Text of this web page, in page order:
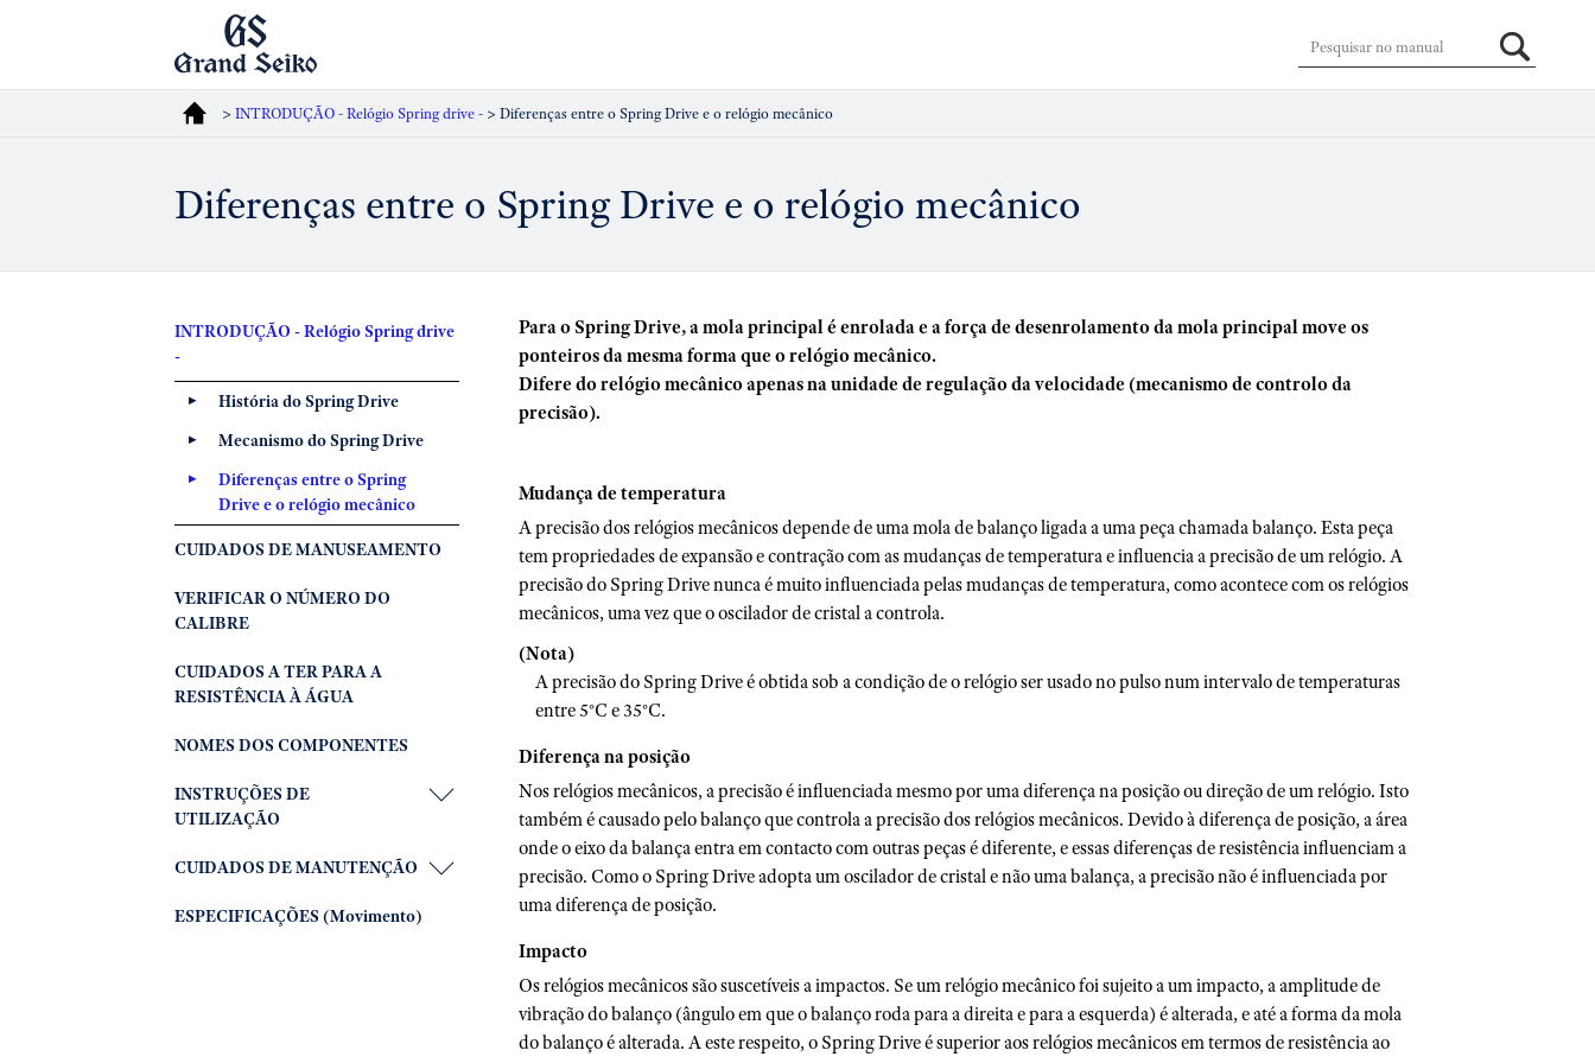
> INTRODUÇÃO - Relógio Spring drive - > Diferenças entre o Spring Drive e o relógio mecânico
Diferenças entre o Spring Drive e o relógio mecânico
Para o Spring Drive, a mola principal é enrolada e a força de desenrolamento da mola principal move os
ponteiros da mesma forma que o relógio mecânico.
Difere do relógio mecânico apenas na unidade de regulação da velocidade (mecanismo de controlo da
precisão).
Mudança de temperatura
A precisão dos relógios mecânicos depende de uma mola de balanço ligada a uma peça chamada balanço. Esta peça
tem propriedades de expansão e contração com as mudanças de temperatura e influencia a precisão de um relógio. A
precisão do Spring Drive nunca é muito influenciada pelas mudanças de temperatura, como acontece com os relógios
mecânicos, uma vez que o oscilador de cristal a controla.
(Nota)
A precisão do Spring Drive é obtida sob a condição de o relógio ser usado no pulso num intervalo de temperaturas
entre 5°C e 35°C.
Diferença na posição
Nos relógios mecânicos, a precisão é influenciada mesmo por uma diferença na posição ou direção de um relógio. Isto
também é causado pelo balanço que controla a precisão dos relógios mecânicos. Devido à diferença de posição, a área
onde o eixo da balança entra em contacto com outras peças é diferente, e essas diferenças de resistência influenciam a
precisão. Como o Spring Drive adopta um oscilador de cristal e não uma balança, a precisão não é influenciada por
uma diferença de posição.
Impacto
Os relógios mecânicos são suscetíveis a impactos. Se um relógio mecânico foi sujeito a um impacto, a amplitude de
vibração do balanço (ângulo em que o balanço roda para a direita e para a esquerda) é alterada, e até a forma da mola
do balanço é alterada. A este respeito, o Spring Drive é superior aos relógios mecânicos em termos de resistência ao
INTRODUÇÃO - Relógio Spring drive
-
História do Spring Drive
Mecanismo do Spring Drive
Diferenças entre o Spring
Drive e o relógio mecânico
CUIDADOS DE MANUSEAMENTO
VERIFICAR O NÚMERO DO
CALIBRE
CUIDADOS A TER PARA A
RESISTÊNCIA À ÁGUA
NOMES DOS COMPONENTES
INSTRUÇÕES DE
UTILIZAÇÃO
CUIDADOS DE MANUTENÇÃO
ESPECIFICAÇÕES (Movimento)